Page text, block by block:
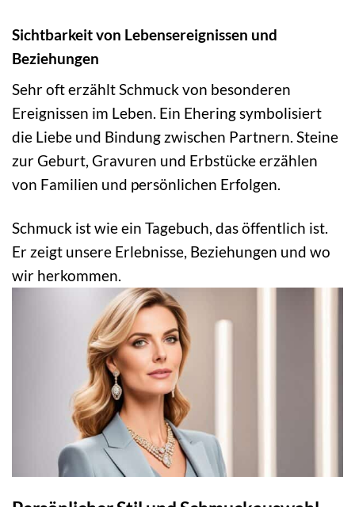
Sichtbarkeit von Lebensereignissen und
Beziehungen
Sehr oft erzählt Schmuck von besonderen
Ereignissen im Leben. Ein Ehering symbolisiert
die Liebe und Bindung zwischen Partnern. Steine
zur Geburt, Gravuren und Erbstücke erzählen
von Familien und persönlichen Erfolgen.
Schmuck ist wie ein Tagebuch, das öffentlich ist.
Er zeigt unsere Erlebnisse, Beziehungen und wo
wir herkommen.